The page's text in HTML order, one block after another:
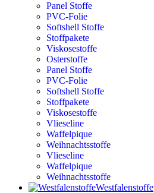
Panel Stoffe
PVC-Folie
Softshell Stoffe
Stoffpakete
Viskosestoffe
Osterstoffe
Panel Stoffe
PVC-Folie
Softshell Stoffe
Stoffpakete
Viskosestoffe
Vlieseline
Waffelpique
Weihnachtsstoffe
Vlieseline
Waffelpique
Weihnachtsstoffe
Westfalenstoffe